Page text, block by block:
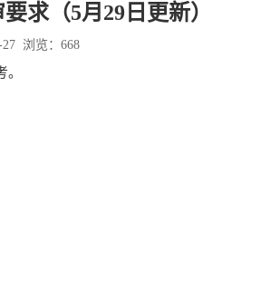
求（5月29日更新）
浏览： 668